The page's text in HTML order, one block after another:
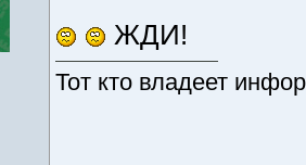
Наги - магия
Quote
ЖДИ!
Тот кто владеет